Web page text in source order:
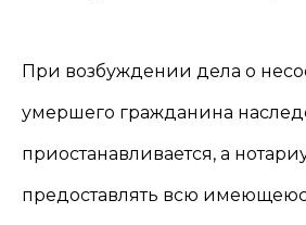
При возбуждении дела о
умершего гражданина
приостанавливается, а
предоставлять всю